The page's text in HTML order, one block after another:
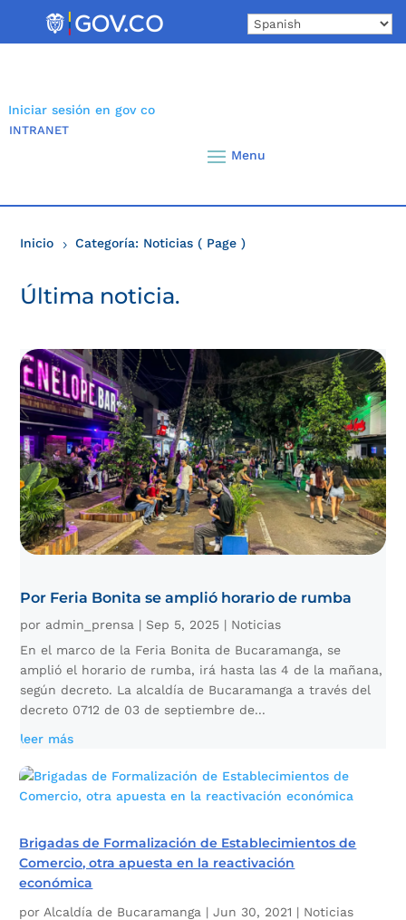
Iniciar sesión en gov co
INTRANET
Inicio 5 Categoría: Noticias ( Page )
Última noticia.
Por Feria Bonita se amplió horario de rumba
por admin_prensa | Sep 5, 2025 | Noticias
En el marco de la Feria Bonita de Bucaramanga, se
amplió el horario de rumba, irá hasta las 4 de la mañana,
según decreto. La alcaldía de Bucaramanga a través del
decreto 0712 de 03 de septiembre de...
leer más
Brigadas de Formalización de Establecimientos de
Comercio, otra apuesta en la reactivación
económica
por Alcaldía de Bucaramanga |Jun 30, 2021 | Noticias